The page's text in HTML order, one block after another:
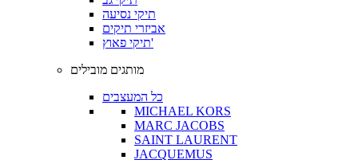
תיקי נסיעה
אביזרי תיקים
תיקי פאוץ'
מותגים מובילים
כל המעצבים
MICHAEL KORS
MARC JACOBS
SAINT LAURENT
JACQUEMUS